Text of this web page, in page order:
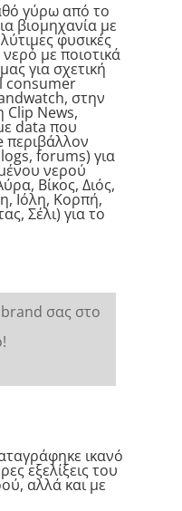
γύρω από το
βιομηχανία με
φυσικές
με ποιοτικά
για σχετική
consumer
, στην
Clip News,
data που
περιβάλλον
forums) για
νερού
Βίκος, Διός,
Ιόλη, Κορπή,
Σέλι) για το
brand σας στο
ικανό
εξελίξεις του
αλλά και με